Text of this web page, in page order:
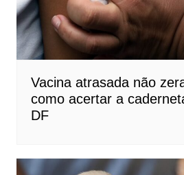
Vacina atrasada não
como acertar a
DF